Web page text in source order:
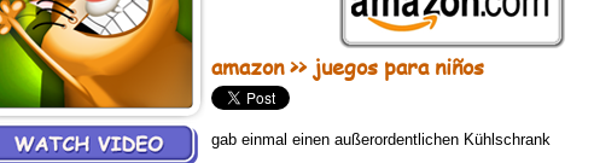
amazon>> juegos para niños
gab einmal einen außerordentlichen Kühlschrank